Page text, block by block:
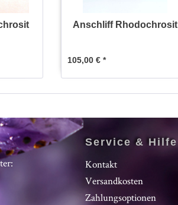
Anschliff Rhodochrosit
105,00 € *
Service & Hilfe
Kontakt
Versandkosten
Zahlungsoptionen